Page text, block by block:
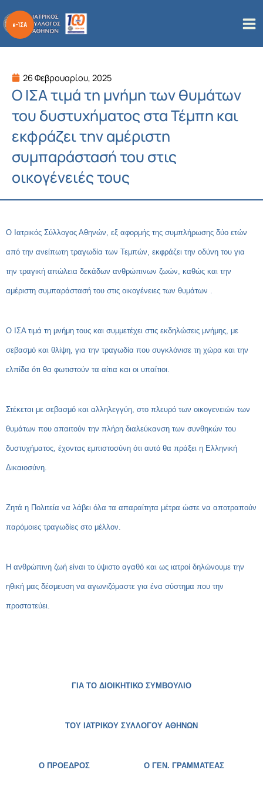
στο
περιεχόμενο
26 Φεβρουαρίου, 2025
Ο ΙΣΑ τιμά τη μνήμη των θυμάτων
του δυστυχήματος στα Τέμπη και
εκφράζει την αμέριστη
συμπαράστασή του στις
οικογένειές τους
Ο Ιατρικός Σύλλογος Αθηνών, εξ αφορμής της συμπλήρωσης δύο ετών
από την ανείπωτη τραγωδία των Τεμπών, εκφράζει την οδύνη του για
την τραγική απώλεια δεκάδων ανθρώπινων ζωών, καθώς και την
αμέριστη συμπαράστασή του στις οικογένειες των θυμάτων .
Ο ΙΣΑ τιμά τη μνήμη τους και συμμετέχει στις εκδηλώσεις μνήμης, με
σεβασμό και θλίψη, για την τραγωδία που συγκλόνισε τη χώρα και την
ελπίδα ότι θα φωτιστούν τα αίτια και οι υπαίτιοι.
Στέκεται με σεβασμό και αλληλεγγύη, στο πλευρό των οικογενειών των
θυμάτων που απαιτούν την πλήρη διαλεύκανση των συνθηκών του
δυστυχήματος, έχοντας εμπιστοσύνη ότι αυτό θα πράξει η Ελληνική
Δικαιοσύνη.
Ζητά η Πολιτεία να λάβει όλα τα απαραίτητα μέτρα ώστε να αποτραπούν
παρόμοιες τραγωδίες στο μέλλον.
Η ανθρώπινη ζωή είναι το ύψιστο αγαθό και ως ιατροί δηλώνουμε την
ηθική μας δέσμευση να αγωνιζόμαστε για ένα σύστημα που την
προστατεύει.
ΓΙΑ ΤΟ ΔΙΟΙΚΗΤΙΚΟ ΣΥΜΒΟΥΛΙΟ
ΤΟΥ ΙΑΤΡΙΚΟΥ ΣΥΛΛΟΓΟΥ ΑΘΗΝΩΝ
Ο ΠΡΟΕΔΡΟΣ Ο ΓΕΝ. ΓΡΑΜΜΑΤΕΑΣ